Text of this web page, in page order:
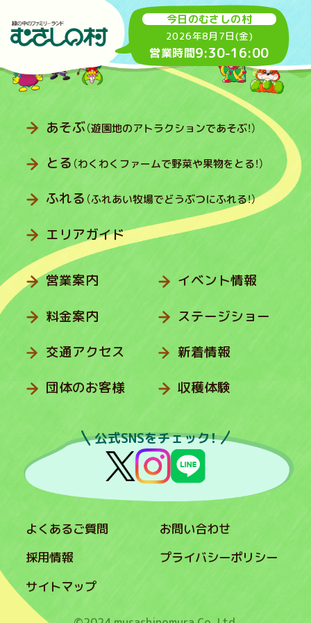
今日のむさしの村
2026年8月7日(金)
営業時間9:30-16:00
あそぶ（遊園地のアトラクションであそぶ！）
とる （わくわくファームで野菜や果物をとる！）
ふれる （ふれあい牧場でどうぶつにふれる！）
エリアガイド
営業案内
料金案内
交通アクセス
団体のお客様
イベント情報
ステージショー
新着情報
収穫体験
公式SNSをチェック！
よくあるご質問
お問い合わせ
採用情報
プライバシーポリシー
サイトマップ